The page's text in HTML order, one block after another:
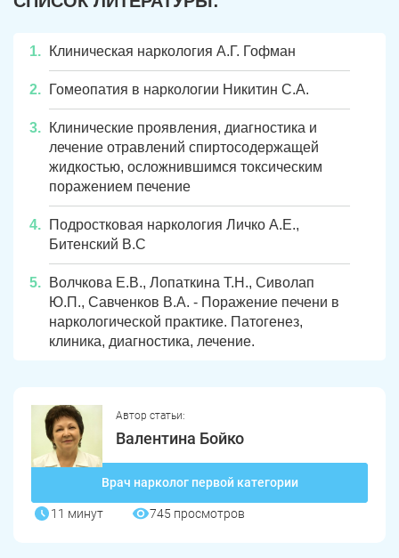
Клиническая наркология А.Г. Гофман
Гомеопатия в наркологии Никитин С.А.
Клинические проявления, диагностика и
лечение отравлений спиртосодержащей
жидкостью, осложнившимся токсическим
поражением печение
Подростковая наркология Личко А.Е.,
Битенский В.С
Волчкова Е.В., Лопаткина Т.Н., Сиволап
Ю.П., Савченков В.А. - Поражение печени в
наркологической практике. Патогенез,
клиника, диагностика, лечение.
Автор статьи:
Валентина Бойко
Врач нарколог первой категории
11 минут 745 просмотров
ПОЛУЧИТЬ ПОМОЩЬ
Записаться
ЗАДАТЬ ВОПРОС
Я ознакомлен и принимаюусловия работы сайта
ПОЛУЧИТЬ ПОМОЩЬ
Записаться
ПОЛУЧИТЬ ПОМОЩЬ
Записаться
Касли Роза
Челябинск Сим
Красногорский
Первомайский Карабаш
Локомотивный Миньяр
Зауральский Межозерный
Пласт
Усть-Катав Верхний Уфалей
Еманжелинск Карталы